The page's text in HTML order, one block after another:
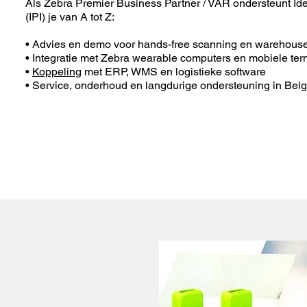
Als Zebra Premier Business Partner / VAR ondersteunt
(IPI) je van A tot Z:
• Advies en demo voor hands-free scanning en
• Integratie met Zebra wearable computers en mobiele
• Koppeling met ERP, WMS en logistieke software
• Service, onderhoud en langdurige ondersteuning in